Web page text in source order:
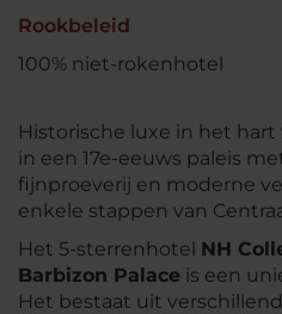
Rookbeleid
100% niet-rokenhotel
Historische luxe in het
in een 17e-eeuws paleis
fijnproeverij en moderne
enkele stappen van
Het 5-sterrenhotel NH
Barbizon Palace is een
Het bestaat uit